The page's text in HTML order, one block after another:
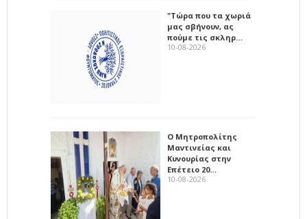
"Τώρα που τα χωριά
μας σβήνουν, ας
πούμε τις σκληρ…
10-08-2026
Ο Μητροπολίτης
Μαντινείας και
Κυνουρίας στην
Επέτειο 20…
10-08-2026